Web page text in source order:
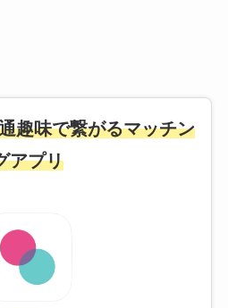
趣味で繋がるマッチン
アプリ